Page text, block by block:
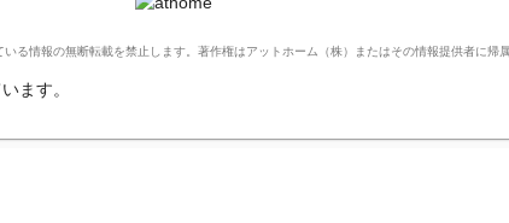
る情報の無断転載を禁止します。著作権はアットホーム（株）またはその情報提供者に帰属
ます。